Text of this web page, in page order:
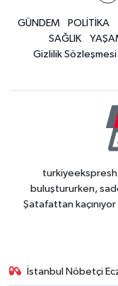
GÜNDEM POLİTİKA
SAĞLIK
Gizlilik Sözleşmesi
buluştururken,
Şatafattan
İstanbul Nöbetçi